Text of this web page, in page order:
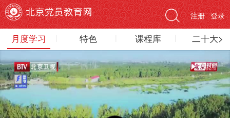
登录
注册
月度学习 特色 课程库 二十大>